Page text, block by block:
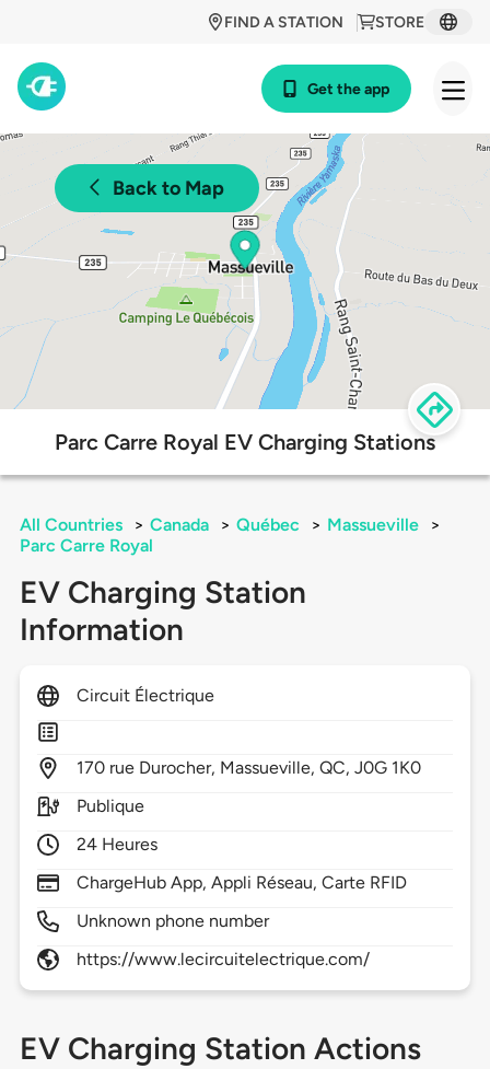
STORE
FIND A STATION
Get the app
Back to Map
Parc Carre Royal EV Charging Stations
All Countries > Canada > Québec > Massueville
>
Parc Carre Royal
EV Charging Station
Information
Circuit Électrique
170 rue Durocher, Massueville,QC,J0G 1K0
Publique
24 Heures
ChargeHub App, Appli Réseau, Carte RFID
Unknown phone number
https://www.lecircuitelectrique.com/
EV Charging Station Actions